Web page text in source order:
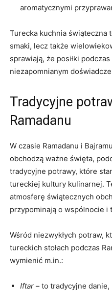
aromatycznymi
Turecka​ kuchnia świąteczna‍
smaki, lecz ​także
sprawiają, że posiłki
niezapomnianym⁤
Tradycyjne
Ramadanu
W czasie Ramadanu i
obchodzą ważne święta,
tradycyjne‌ potrawy, które
tureckiej kultury kulinarnej.‍
atmosferę świątecznych
przypominają‌ o wspólnocie i⁤
Wśród niezwykłych potraw,
‌tureckich stołach podczas
wymienić m.in.:
Iftar – to tradycyjne